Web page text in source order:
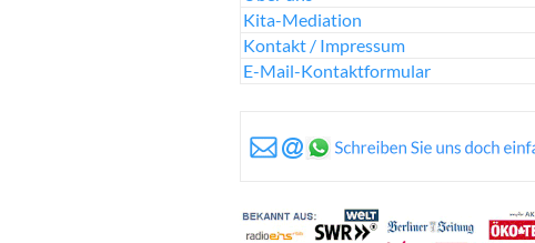
Kita-Mediation
Kontakt / Impressum
E-Mail-Kontaktformular